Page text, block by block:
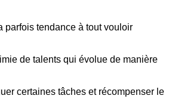
parfois tendance à tout vouloir
de talents qui évolue de manière
certaines tâches et récompenser le